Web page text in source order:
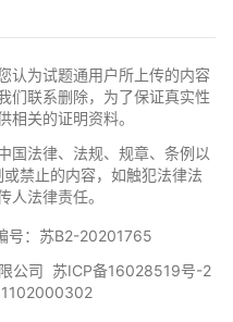
认为试题通用户所上传的内容
们联系删除，为了保证真实性
相关的证明资料。
国法律、法规、规章、条例以
禁止的内容，如触犯法律法
人法律责任。
号：苏B2-20201765
公司 苏ICP备16028519号-2